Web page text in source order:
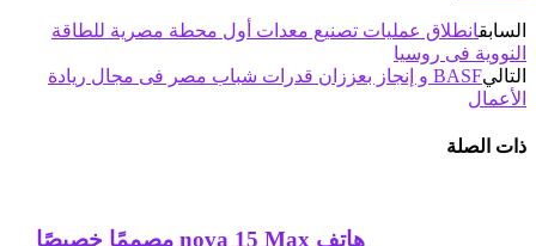
السابقانطلاق عمليات تصنيع معدات أول محطة مصرية للطاقة
النووية فى روسيا
التالي
BASF و إنجاز بعززان قدرات شباب مصر فى مجال ريادة
الأعمال
ذات الصلة
هاتف nova 15 Max مصممًا خصيصًا